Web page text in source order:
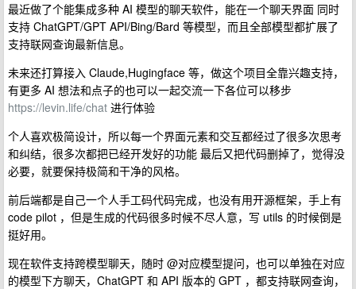
最近做了个能集成多种 AI 模型的聊天软件，能在一个聊天界面 同时
支持 ChatGPT/GPT API/Bing/Bard 等模型，而且全部模型都扩展了
支持联网查询最新信息。
未来还打算接入 Claude,Hugingface 等，做这个项目全靠兴趣支持，
有更多 AI 想法和点子的也可以一起交流一下各位可以移步
https://levin.life/chat 进行体验
个人喜欢极简设计，所以每一个界面元素和交互都经过了很多次思考
和纠结，很多次都把已经开发好的功能 最后又把代码删掉了，觉得没
必要，就要保持极简和干净的风格。
前后端都是自己一个人手工码代码完成，也没有用开源框架，手上有
code pilot ，但是生成的代码很多时候不尽人意，写 utils 的时候倒是
挺好用。
现在软件支持跨模型聊天，随时 @对应模型提问，也可以单独在对应
的模型下方聊天，ChatGPT 和 API 版本的 GPT ，都支持联网查询，